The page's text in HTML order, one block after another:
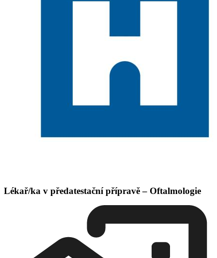
Lékař/ka v předatestační přípravě – Oftalmologie